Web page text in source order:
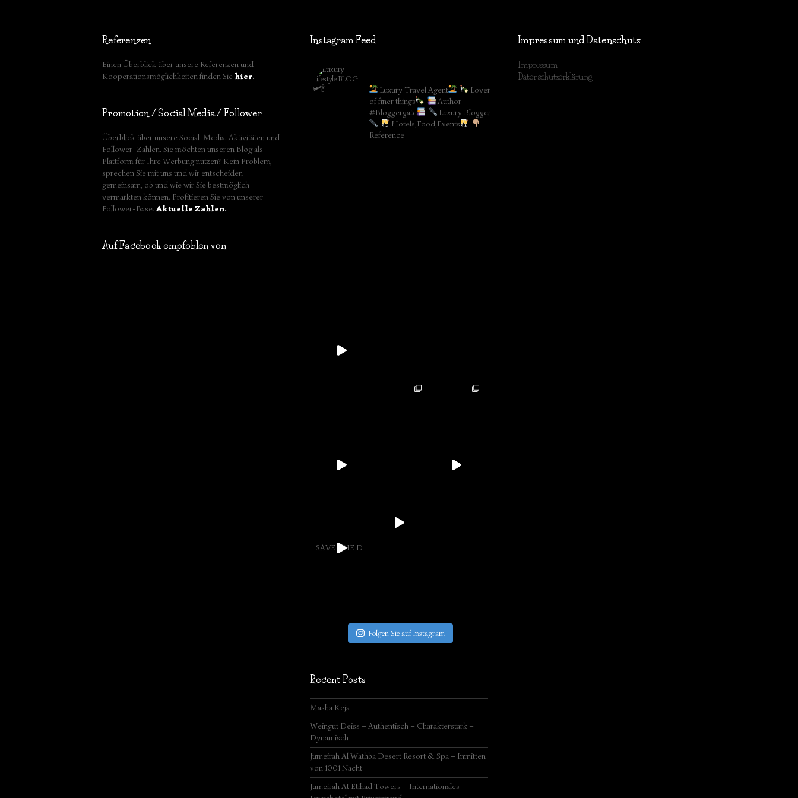
Referenzen
Einen Überblick über unsere Referenzen und
Kooperationsmöglichkeiten finden Sie hier.
Promotion / Social Media / Follower
Überblick über unsere Social-Media-Aktivitäten und
Follower-Zahlen. Sie möchten unseren Blog als
Plattform für Ihre Werbung nutzen? Kein Problem,
sprechen Sie mit uns und wir entscheiden
gemeinsam, ob und wie wir Sie bestmöglich
vermarkten können. Profitieren Sie von unserer
Follower-Base. Aktuelle Zahlen.
Auf Facebook empfohlen von
Instagram Feed
Luxury Travel Agent
Lover
of finer things
Author
#Bloggergate
Luxury Blogger
Hotels,Food,Events
Reference
SAVE THE D
Folgen Sie auf Instagram
Recent Posts
Masha Keja
Weingut Deiss – Authentisch – Charakterstark –
Dynamisch
Jumeirah Al Wathba Desert Resort & Spa – Inmitten
von 1001 Nacht
Jumeirah At Etihad Towers – Internationales
Impressum und Datenschutz
Impressum
Datenschutzerklärung